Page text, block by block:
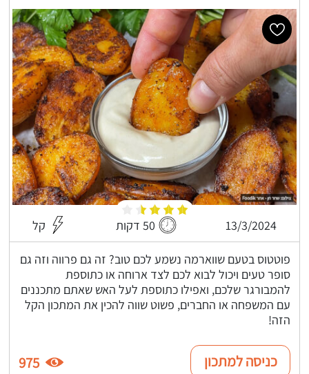
13/3/2024 50 דקות קל
פוטטוס בטעם שווארמה נשמע לכם טוב? זה גם פרווה וזה גם
סופר טעים ויכול לבוא לכם לצד ארוחה או כתוספת
להמבורגר שלכם, ואפילו כתוספת לעל האש שאתם מתכננים
עם המשפחה או החברים, פשוט שווה להכין את המתכון הקל
הזה!
כניסה למתכון 975